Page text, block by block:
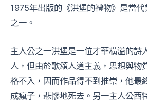
1975年出版的《洪堡的禮物》是當
之一。
主人公之一洪堡是一位才華橫溢的詩
人，但由於歌頌人道主義，思想與物
格不入，因而作品得不到推崇，他最
成瘋子，悲慘地死去。另一主人公西